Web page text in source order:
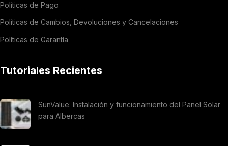
Políticas de Pago
Políticas de Cambios, Devoluciones y Cancelaciones
Políticas de Garantía
Tutoriales Recientes
SunValue: Instalación y funcionamiento del Panel Solar
para Albercas